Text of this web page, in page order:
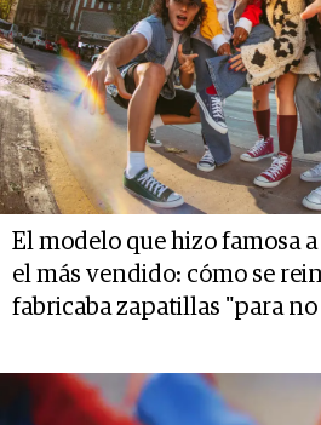
El modelo que hizo famosa
el más vendido: cómo se
fabricaba zapatillas "para no